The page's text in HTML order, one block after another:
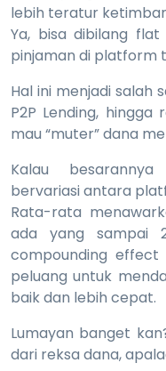
lebih teratur
Ya, bisa dibilang
pinjaman di platform
Hal ini menjadi salah
P2P Lending,
mau “muter” dana
Kalau
bervariasi antara
Rata-rata
ada yang sampai
compounding
peluang untuk
baik dan lebih cepat.
Lumayan banget
dari reksa dana,